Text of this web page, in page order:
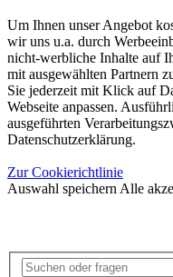
Um Ihnen unser Angebot
wir uns u.a. durch
nicht-werbliche Inhalte auf
mit ausgewählten Partnern
Sie jederzeit mit Klick auf
Webseite anpassen.
ausgeführten
Datenschutzerklärung.
Zur Cookierichtlinie
Auswahl speichern Alle